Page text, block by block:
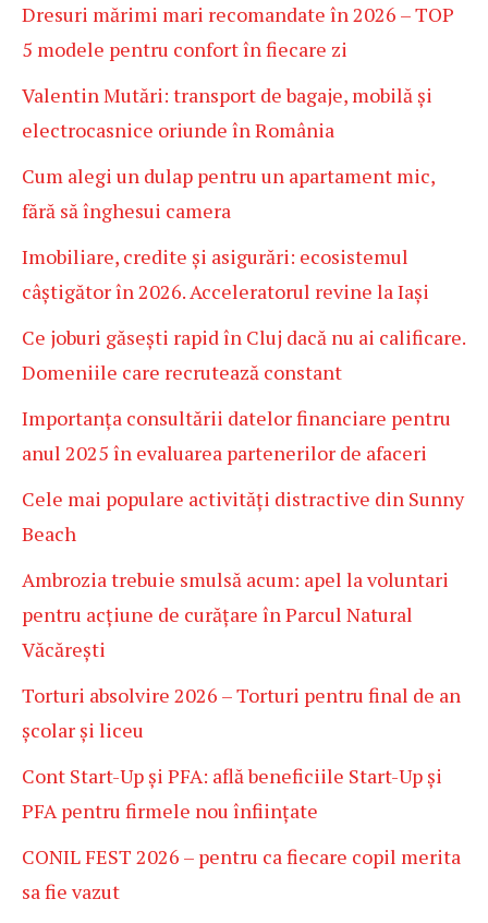
Dresuri mărimi mari recomandate în 2026 – TOP
5 modele pentru confort în fiecare zi
Valentin Mutări: transport de bagaje, mobilă și
electrocasnice oriunde în România
Cum alegi un dulap pentru un apartament mic,
fără să înghesui camera
Imobiliare, credite și asigurări: ecosistemul
câștigător în 2026. Acceleratorul revine la Iași
Ce joburi găsești rapid în Cluj dacă nu ai calificare.
Domeniile care recrutează constant
Importanța consultării datelor financiare pentru
anul 2025 în evaluarea partenerilor de afaceri
Cele mai populare activități distractive din Sunny
Beach
Ambrozia trebuie smulsă acum: apel la voluntari
pentru acțiune de curățare în Parcul Natural
Văcărești
Torturi absolvire 2026 – Torturi pentru final de an
școlar și liceu
Cont Start-Up și PFA: află beneficiile Start-Up și
PFA pentru firmele nou înființate
CONIL FEST 2026 – pentru ca fiecare copil merita
sa fie vazut